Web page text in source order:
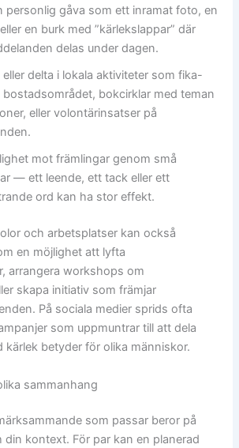
personlig gåva som ett inramat foto, en
en burk med ”kärlekslappar” där
delas under dagen.
delta i lokala aktiviteter som fika-
bostadsområdet, bokcirklar med teman
eller volontärinsatser på
mot främlingar genom små
— ett leende, ett tack eller ett
ord kan ha stor effekt.
och arbetsplatser kan också
en möjlighet att lyfta
arrangera workshops om
skapa initiativ som främjar
På sociala medier sprids ofta
som uppmuntrar till att dela
kärlek betyder för olika människor.
sammanhang
som passar beror på
din kontext. För par kan en planerad